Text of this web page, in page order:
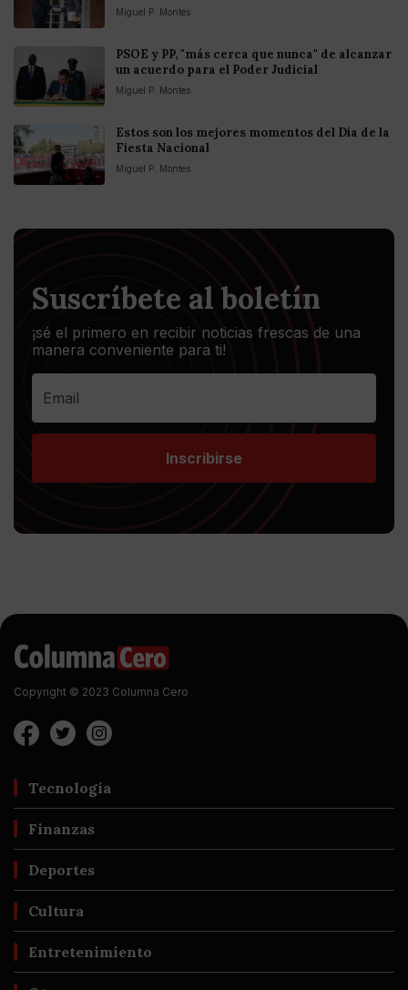
Miguel P. Montes
PSOE y PP, "más cerca que nunca" de alcanzar
un acuerdo para el Poder Judicial
Miguel P. Montes
Estos son los mejores momentos del Día de la
Fiesta Nacional
Miguel P. Montes
Suscríbete al boletín
¡sé el primero en recibir noticias frescas de una
manera conveniente para ti!
Inscribirse
Copyright © 2023 Columna Cero
Tecnología
Finanzas
Deportes
Cultura
Entretenimiento